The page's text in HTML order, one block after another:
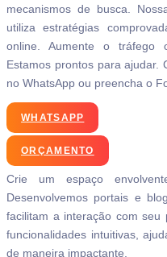
mecanismos de busca.
utiliza estratégias
online. Aumente o tráfego
Estamos prontos para ajudar.
no WhatsApp ou preencha o
WHATSAPP
ORÇAMENTO
Crie um espaço
Desenvolvemos portais e
facilitam a interação com seu
funcionalidades intuitivas,
de maneira impactante.